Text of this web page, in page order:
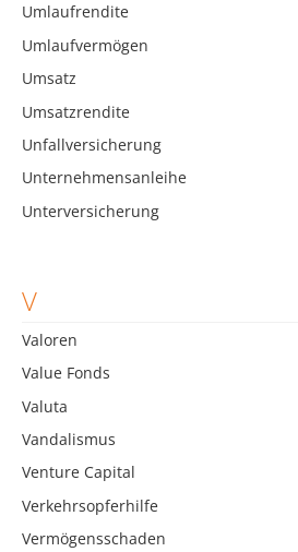
Umlaufrendite
Umlaufvermögen
Umsatz
Umsatzrendite
Unfallversicherung
Unternehmensanleihe
Unterversicherung
V
Valoren
Value Fonds
Valuta
Vandalismus
Venture Capital
Verkehrsopferhilfe
Vermögensschaden